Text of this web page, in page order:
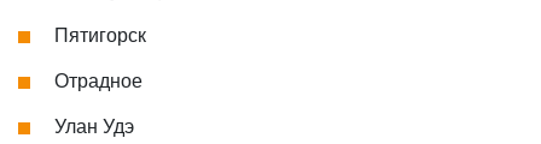
Пятигорск
Отрадное
Улан Удэ